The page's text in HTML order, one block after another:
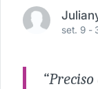
set. 9 -